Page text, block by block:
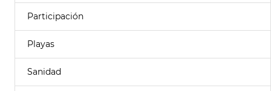
Participación
Playas
Sanidad